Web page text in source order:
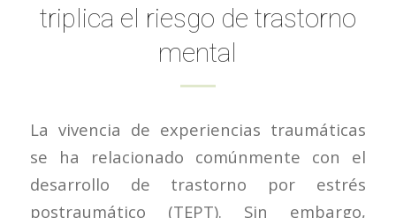
triplica el riesgo de trastorno
mental
La vivencia de experiencias traumáticas
se ha relacionado comúnmente con el
desarrollo de trastorno por estrés
postraumático (TEPT). Sin embargo,